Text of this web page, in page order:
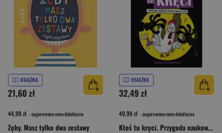
KSIĄŻKA
21,60 zł
44,99 zł - sugerowana cena detaliczna
Zęby. Masz tylko dwa zestawy
KSIĄŻKA
32,49 zł
49,99 zł - sugerowana cena detaliczna
Ktoś tu kręci. Przygoda naukowo-detektywistyczna